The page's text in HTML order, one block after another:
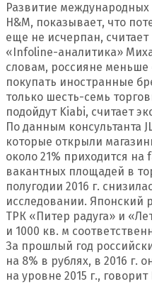
Развитие
H&M, показывает, что
еще не исчерпан, считает
«Infoline-аналитика»
словам, россияне меньше
покупать иностранные
только шесть-семь
подойдут Kiabi, считает
По данным консультанта
которые открыли
около 21% приходится
вакантных площадей в
полугодии 2016 г.
исследовании. Японский
ТРК «Питер радуга» и
и 1000 кв. м
За прошлый год
на 8% в рублях, в 2016 г.
на уровне 2015 г.,